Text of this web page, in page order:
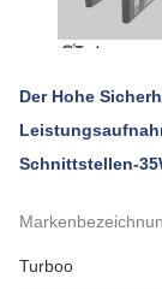
Der Hohe
Schnittstellen-
Turboo